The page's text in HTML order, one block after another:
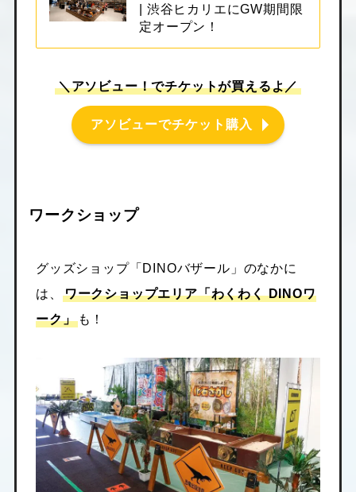
| 渋谷ヒカリエにGW期間限
定オープン！
＼アソビュー！でチケットが買えるよ／
アソビューでチケット購入
ワークショップ
グッズショップ「DINOバザール」のなかに
は、
ワークショップエリア「わくわく DINOワ
ーク」も！